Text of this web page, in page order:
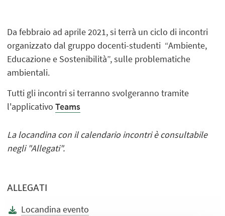
Da febbraio ad aprile 2021, si terrà un ciclo di incontri
organizzato dal gruppo docenti-studenti “Ambiente,
Educazione e Sostenibilità”, sulle problematiche
ambientali.
Tutti gli incontri si terranno svolgeranno tramite
l'applicativoTeams
La locandina con il calendario incontri è consultabile
negli "Allegati".
ALLEGATI
Locandina evento